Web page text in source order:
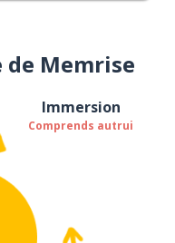
de Memrise
Immersion
Comprends autrui